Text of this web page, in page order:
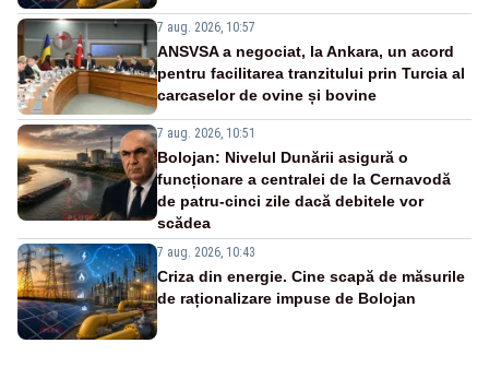
7 aug. 2026, 10:57
ANSVSA a negociat, la Ankara, un acord
pentru facilitarea tranzitului prin Turcia al
carcaselor de ovine și bovine
7 aug. 2026, 10:51
Bolojan: Nivelul Dunării asigură o
funcționare a centralei de la Cernavodă
de patru-cinci zile dacă debitele vor
scădea
7 aug. 2026, 10:43
Criza din energie. Cine scapă de măsurile
de raționalizare impuse de Bolojan